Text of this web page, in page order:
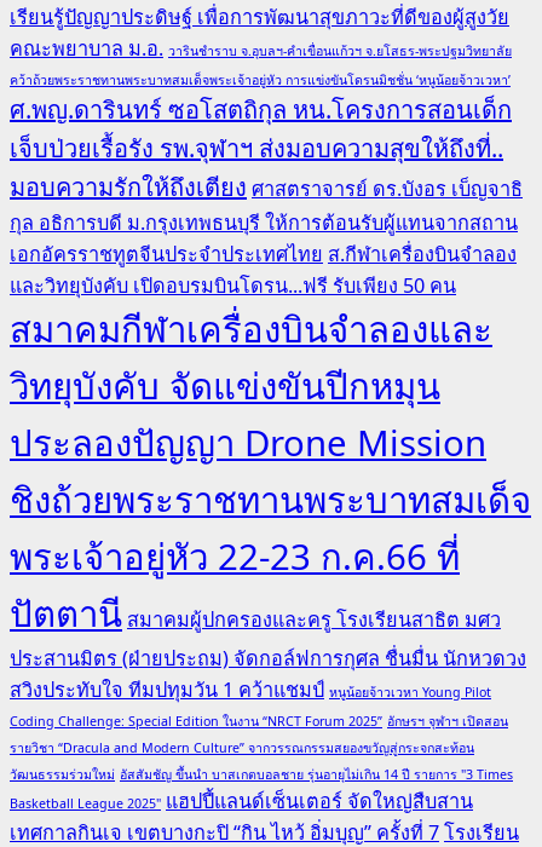
เรียนรู้ปัญญาประดิษฐ์ เพื่อการพัฒนาสุขภาวะที่ดีของผู้สูงวัย
คณะพยาบาล ม.อ. วารินชำราบ จ.อุบลฯ-คำเขื่อนแก้วฯ จ.ยโสธร-พระปฐมวิทยาลัย
คว้าถ้วยพระราชทานพระบาทสมเด็จพระเจ้าอยู่หัว การแข่งขันโดรนมิชชั่น ‘หนูน้อยจ้าวเวหา’
ศ.พญ.ดารินทร์ ซอโสตถิกุล หน.โครงการสอนเด็ก
เจ็บป่วยเรื้อรัง รพ.จุฬาฯ ส่งมอบความสุขให้ถึงที่..
มอบความรักให้ถึงเตียง ศาสตราจารย์ ดร.บังอร เบ็ญจาธิ
กุล อธิการบดี ม.กรุงเทพธนบุรี ให้การต้อนรับผู้แทนจากสถาน
เอกอัครราชทูตจีนประจำประเทศไทย ส.กีฬาเครื่องบินจำลอง
และวิทยุบังคับ เปิดอบรมบินโดรน...ฟรี รับเพียง 50 คน
สมาคมกีฬาเครื่องบินจำลองและ
วิทยุบังคับ จัดแข่งขันปีกหมุน
ประลองปัญญา Drone Mission
ชิงถ้วยพระราชทานพระบาทสมเด็จ
พระเจ้าอยู่หัว 22-23 ก.ค.66 ที่
ปัตตานี สมาคมผู้ปกครองและครู โรงเรียนสาธิต มศว
ประสานมิตร (ฝ่ายประถม) จัดกอล์ฟการกุศล ชื่นมื่น นักหวดวง
สวิงประทับใจ ทีมปทุมวัน 1 คว้าแชมป์ หนูน้อยจ้าวเวหา Young Pilot
Coding Challenge: Special Edition ในงาน “NRCT Forum 2025” อักษรฯ จุฬาฯ เปิดสอน
รายวิชา “Dracula and Modern Culture” จากวรรณกรรมสยองขวัญสู่กระจกสะท้อน
วัฒนธรรมร่วมใหม่ อัสสัมชัญ ขึ้นนำ บาสเกตบอลชาย รุ่นอายุไม่เกิน 14 ปี รายการ "3 Times
Basketball League 2025" แฮปปี้แลนด์เซ็นเตอร์ จัดใหญ่สืบสาน
เทศกาลกินเจ เขตบางกะปิ “กิน ไหว้ อิ่มบุญ” ครั้งที่ 7โรงเรียน